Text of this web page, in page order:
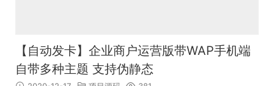
【自动发卡】企业商户运营版带WAP手机端
自带多种主题 支持伪静态